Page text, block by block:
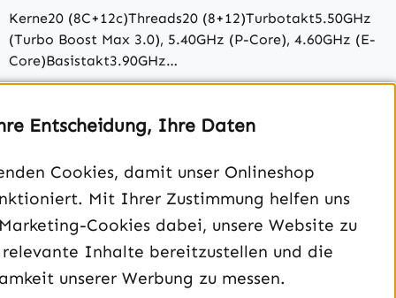
Kerne20 (8C+12c)Threads20 (8+12)Turbotakt5.50GHz
(Turbo Boost Max 3.0), 5.40GHz (P-Core), 4.60GHz (E-
Core)Basistakt3.90GHz…
Entscheidung, Ihre Daten
Cookies, damit unser Onlineshop
Mit Ihrer Zustimmung helfen uns
Cookies dabei, unsere Website zu
relevante Inhalte bereitzustellen und die
unserer Werbung zu messen.